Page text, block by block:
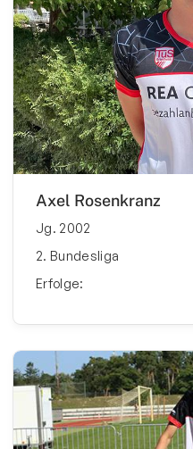
Axel Rosenkranz
Jg. 2002
2. Bundesliga
Erfolge: